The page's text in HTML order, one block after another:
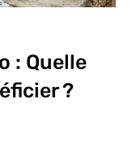
: Quelle
?